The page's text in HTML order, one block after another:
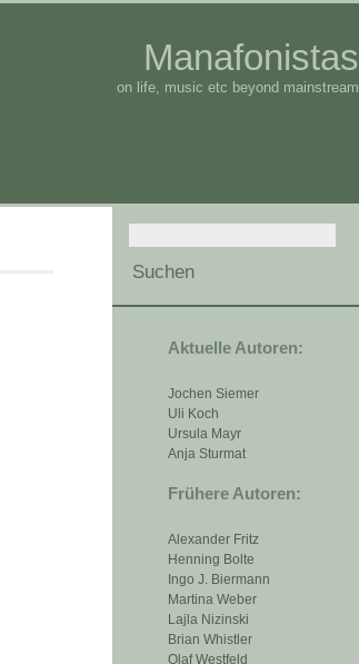
Manafonistas
on life, music etc beyond mainstream
Aktuelle Autoren:
Jochen Siemer
Uli Koch
Ursula Mayr
Anja Sturmat
Frühere Autoren:
Alexander Fritz
Henning Bolte
Ingo J. Biermann
Martina Weber
Lajla Nizinski
Brian Whistler
Olaf Westfeld